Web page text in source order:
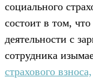
социального
состоит в том,
деятельности с
сотрудника
страхового взноса,